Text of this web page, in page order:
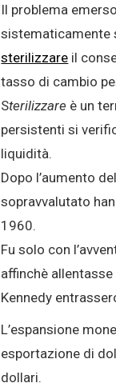
Il problema
sistematicamente
sterilizzare il
tasso di cambio
Sterilizzare è un
persistenti si
liquidità.
Dopo l’aumento
sopravvalutato
1960.
Fu solo con
affinchè
Kennedy
L’espansione
esportazione di
dollari.